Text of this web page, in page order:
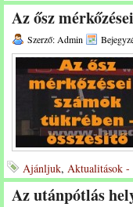
Az ősz
Szerző: Admin
Ajánljuk, Aktualitások -
Az utánpótlás